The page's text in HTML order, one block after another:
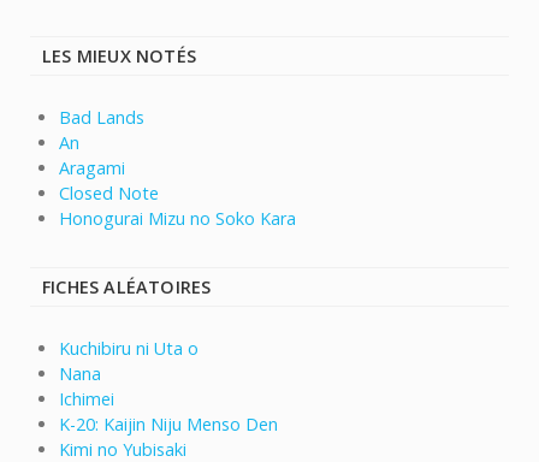
LES MIEUX NOTÉS
Bad Lands
An
Aragami
Closed Note
Honogurai Mizu no Soko Kara
FICHES ALÉATOIRES
Kuchibiru ni Uta o
Nana
Ichimei
K-20: Kaijin Niju Menso Den
Kimi no Yubisaki